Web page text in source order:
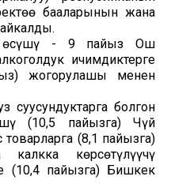
бааларынын жана
өсүшү - 9 пайыз Ош
ичимдиктерге
жогорулашы менен
суусундуктарга болгон
(10,5 пайызга) Чүй
(8,1 пайызга)
көрсөтүлүүчү
(10,4 пайызга) Бишкек